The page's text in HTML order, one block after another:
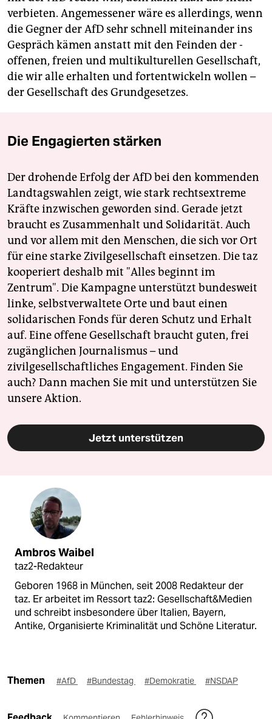
verbieten. Angemessener wäre es allerdings, wenn
die Gegner der AfD sehr schnell miteinander ins
Gespräch kämen anstatt mit den Feinden der ­
offenen, freien und multikulturellen Gesellschaft,
die wir alle erhalten und fortentwickeln wollen –
der Gesellschaft des Grundgesetzes.
Die Engagierten stärken
Der drohende Erfolg der AfD bei den kommenden
Landtagswahlen zeigt, wie stark rechtsextreme
Kräfte inzwischen geworden sind. Gerade jetzt
braucht es Zusammenhalt und Solidarität. Auch
und vor allem mit den Menschen, die sich vor Ort
für eine starke Zivilgesellschaft einsetzen. Die taz
kooperiert deshalb mit "Alles beginnt im
Zentrum". Die Kampagne unterstützt bundesweit
linke, selbstverwaltete Orte und baut einen
solidarischen Fonds für deren Schutz und Erhalt
auf. Eine offene Gesellschaft braucht guten, frei
zugänglichen Journalismus – und
zivilgesellschaftliches Engagement. Finden Sie
auch? Dann machen Sie mit und unterstützen Sie
unsere Aktion.
Jetzt unterstützen
Ambros Waibel
taz2-Redakteur
Geboren 1968 in München, seit 2008 Redakteur der
taz. Er arbeitet im Ressort taz2: Gesellschaft&Medien
und schreibt insbesondere über Italien, Bayern,
Antike, Organisierte Kriminalität und Schöne Literatur.
Themen #AfD #Bundestag #Demokratie #NSDAP